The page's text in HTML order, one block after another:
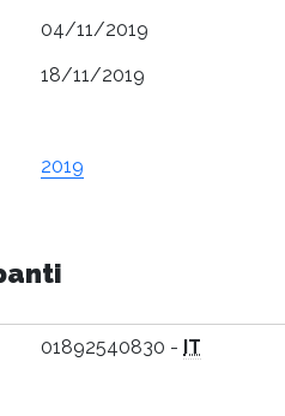
04/11/2019
18/11/2019
2019
01892540830 - IT